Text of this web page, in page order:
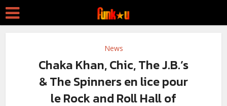
News
Chaka Khan, Chic, The J.B.’s
& The Spinners en lice pour
le Rock and Roll Hall of